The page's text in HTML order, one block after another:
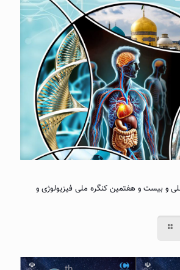
و بیست و هفتمین کنگره ملی فیزیولوژی و